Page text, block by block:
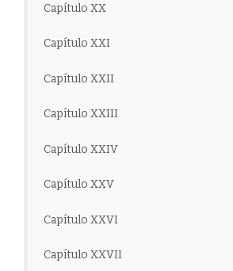
Capítulo XX
Capítulo XXI
Capítulo XXII
Capítulo XXIII
Capítulo XXIV
Capítulo XXV
Capítulo XXVI
Capítulo XXVII